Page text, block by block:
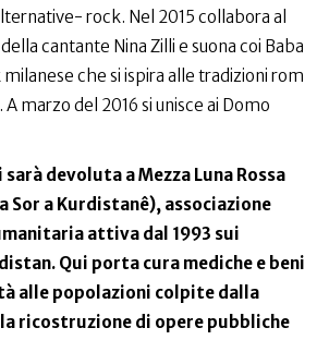
rock. Nel 2015 collabora al
cantante Nina Zilli e suona coi Baba
che si ispira alle tradizioni rom
marzo del 2016 si unisce ai Domo
devoluta a Mezza Luna Rossa
Sor a Kurdistanê), associazione
attiva dal 1993 sui
Qui porta cura mediche e beni
alle popolazioni colpite dalla
ricostruzione di opere pubbliche